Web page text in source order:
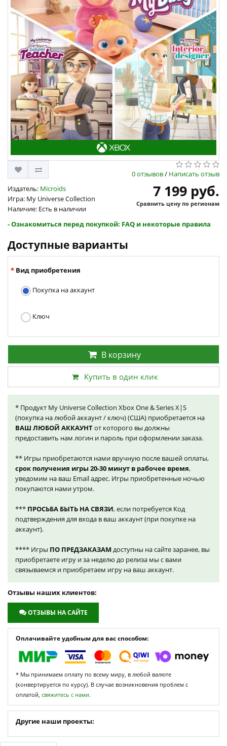
0 отзывов/ Написать отзыв
Издатель: Microïds
Игра: My Universe Collection
Наличие: Есть в наличии
7 199 руб.
Сравнить цену по регионам
- Ознакомиться перед покупкой: FAQ и некоторые правила
Доступные варианты
Вид приобретения
Покупка на аккаунт
Ключ
В корзину
Купить в один клик
* Продукт My Universe Collection Xbox One & Series X|S
(покупка на любой аккаунт / ключ) (США) приобретается на
ВАШ ЛЮБОЙ АККАУНТот которого вы должны
предоставить нам логин и пароль при оформлении заказа.
** Игры приобретаются нами вручную после вашей оплаты,
срок получения игры 20-30 минут в рабочее время,
уведомим на ваш Email адрес. Игры приобретенные ночью
покупаются нами утром.
*** ПРОСЬБА БЫТЬ НА СВЯЗИ, если потребуется Код
подтверждения для входа в ваш аккаунт (при покупке на
аккаунт).
**** Игры ПО ПРЕДЗАКАЗАМ доступны на сайте заранее, вы
приобретаете игру и за неделю до релиза мы с вами
связываемся и приобретаем игру на ваш аккаунт.
Отзывы наших клиентов:
ОТЗЫВЫ НА САЙТЕ
Оплачивайте удобным для вас способом:
* Мы принимаем оплату по всему миру, в любой валюте
(конвертируется по курсу). В случае возникновения проблем с
оплатой, свяжитесь с нами.
Другие наши проекты: